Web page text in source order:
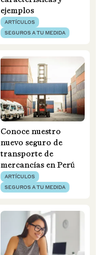
ejemplos
ARTÍCULOS
SEGUROS A TU MEDIDA
Conoce nuestro
nuevo seguro de
transporte de
mercancías en Perú
ARTÍCULOS
SEGUROS A TU MEDIDA